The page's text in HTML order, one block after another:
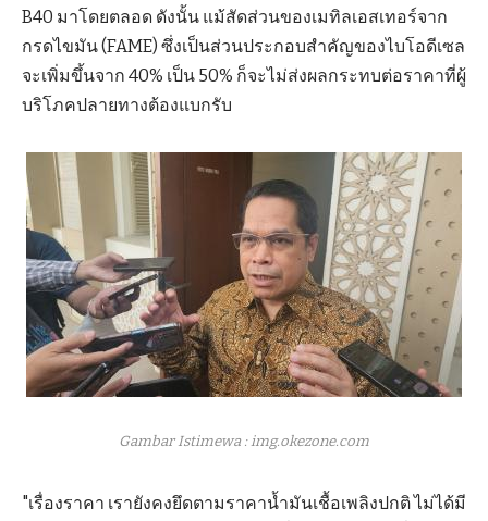
B40 มาโดยตลอด ดังนั้น แม้สัดส่วนของเมทิลเอสเทอร์จาก
กรดไขมัน (FAME) ซึ่งเป็นส่วนประกอบสำคัญของไบโอดีเซล
จะเพิ่มขึ้นจาก 40% เป็น 50% ก็จะไม่ส่งผลกระทบต่อราคาที่ผู้
บริโภคปลายทางต้องแบกรับ
Gambar Istimewa : img.okezone.com
"เรื่องราคา เรายังคงยึดตามราคาน้ำมันเชื้อเพลิงปกติ ไม่ได้มี